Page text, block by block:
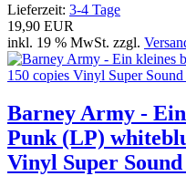
Lieferzeit: 3-4 Tage
19,90 EUR
inkl. 19 % MwSt. zzgl.
Barney Army -
Punk (LP)
Vinyl Super Sound